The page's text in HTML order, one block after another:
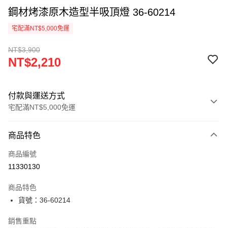
鋼材烤漆原木造型半吸頂燈 36-60214
宅配滿NT$5,000免運
NT$3,900
NT$2,210
付款與運送方式
宅配滿NT$5,000免運
信用卡一次付款
LINE Pay
街口支付
悠遊付
商品特色
商品編號
11330130
商品特色
貨號：36-60214
銷售重點